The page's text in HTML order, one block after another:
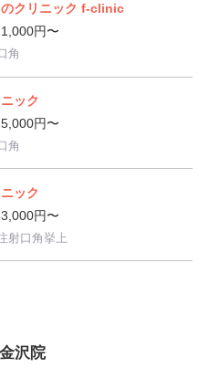
クリニック f-clinic
円〜
角
ック
円〜
角
ック
円〜
射口角挙上
沢院